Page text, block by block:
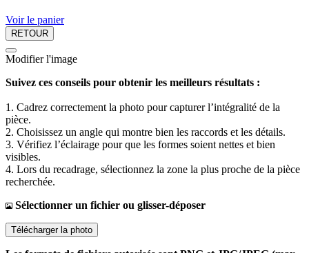
Voir le panier
RETOUR
Modifier l'image
Suivez ces conseils pour obtenir les meilleurs résultats :
1. Cadrez correctement la photo pour capturer l’intégralité de la
pièce.
2. Choisissez un angle qui montre bien les raccords et les détails.
3. Vérifiez l’éclairage pour que les formes soient nettes et bien
visibles.
4. Lors du recadrage, sélectionnez la zone la plus proche de la pièce
recherchée.
Sélectionner un fichier ou glisser-déposer
Télécharger la photo